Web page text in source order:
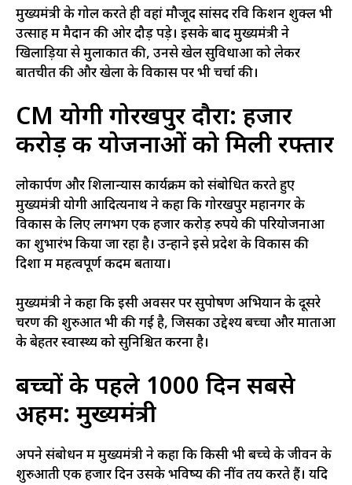
मुख्यमंत्री के गोल करते ही वहां मौजूद सांसद रवि किशन शुक्ल भी
उत्साह में मैदान की ओर दौड़ पड़े। इसके बाद मुख्यमंत्री ने
खिलाड़ियों से मुलाकात की, उनसे खेल सुविधाओं को लेकर
बातचीत की और खेलों के विकास पर भी चर्चा की।
CM योगी गोरखपुर दौरा: हजार
करोड़ की योजनाओं को मिली रफ्तार
लोकार्पण और शिलान्यास कार्यक्रम को संबोधित करते हुए
मुख्यमंत्री योगी आदित्यनाथ ने कहा कि गोरखपुर महानगर के
विकास के लिए लगभग एक हजार करोड़ रुपये की परियोजनाओं
का शुभारंभ किया जा रहा है। उन्होंने इसे प्रदेश के विकास की
दिशा में महत्वपूर्ण कदम बताया।
मुख्यमंत्री ने कहा कि इसी अवसर पर सुपोषण अभियान के दूसरे
चरण की शुरुआत भी की गई है, जिसका उद्देश्य बच्चों और माताओं
के बेहतर स्वास्थ्य को सुनिश्चित करना है।
बच्चों के पहले 1000 दिन सबसे
अहम: मुख्यमंत्री
अपने संबोधन में मुख्यमंत्री ने कहा कि किसी भी बच्चे के जीवन के
शुरुआती एक हजार दिन उसके भविष्य की नींव तय करते हैं। यदि